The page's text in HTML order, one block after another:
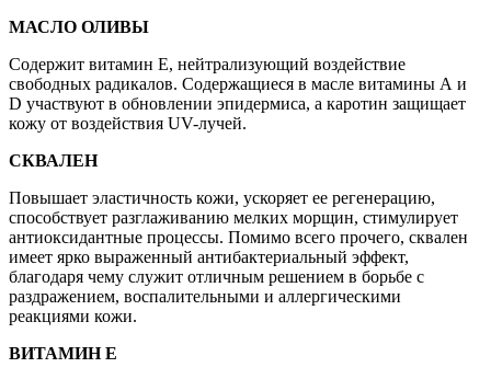
МАСЛО ОЛИВЫ
Содержит витамин Е, нейтрализующий воздействие
свободных радикалов. Содержащиеся в масле витамины А и
D участвуют в обновлении эпидермиса, а каротин защищает
кожу от воздействия UV-лучей.
СКВАЛЕН
Повышает эластичность кожи, ускоряет ее регенерацию,
способствует разглаживанию мелких морщин, стимулирует
антиоксидантные процессы. Помимо всего прочего, сквален
имеет ярко выраженный антибактериальный эффект,
благодаря чему служит отличным решением в борьбе с
раздражением, воспалительными и аллергическими
реакциями кожи.
ВИТАМИН Е